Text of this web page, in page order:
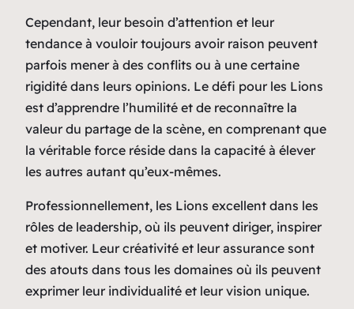
Cependant, leur besoin d’attention et leur
tendance à vouloir toujours avoir raison peuvent
parfois mener à des conflits ou à une certaine
rigidité dans leurs opinions. Le défi pour les Lions
est d’apprendre l’humilité et de reconnaître la
valeur du partage de la scène, en comprenant que
la véritable force réside dans la capacité à élever
les autres autant qu’eux-mêmes.
Professionnellement, les Lions excellent dans les
rôles de leadership, où ils peuvent diriger, inspirer
et motiver. Leur créativité et leur assurance sont
des atouts dans tous les domaines où ils peuvent
exprimer leur individualité et leur vision unique.